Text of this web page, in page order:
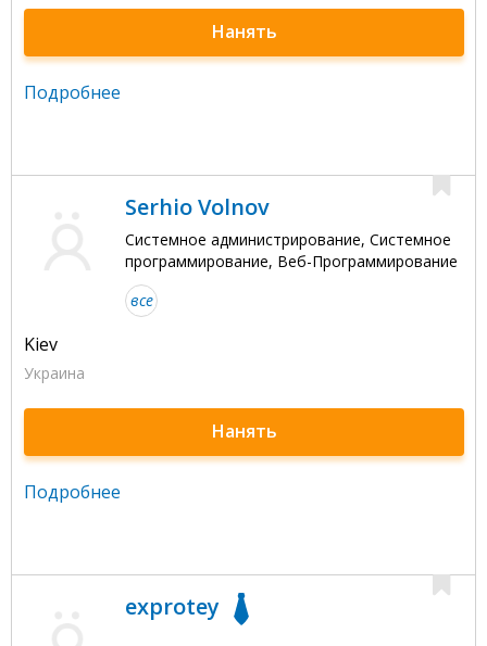
Нанять
Подробнее
Serhio Volnov
Системное администрирование, Системное
программирование, Веб-Программирование
все
Kiev
Украина
Нанять
Подробнее
exprotey